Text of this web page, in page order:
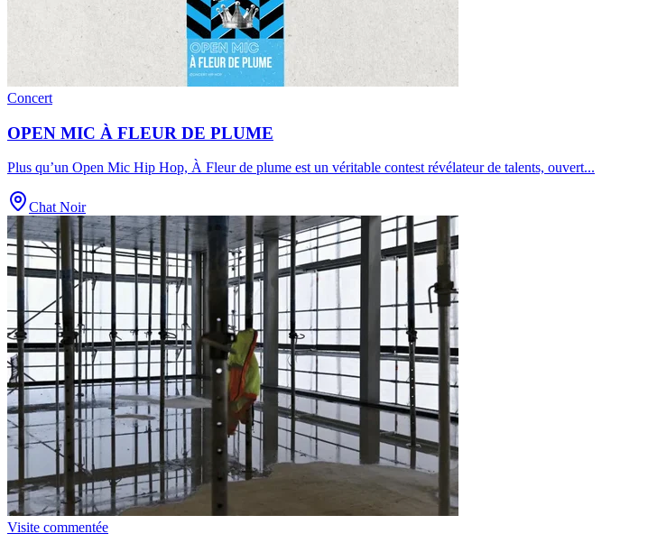
Concert
OPEN MIC À FLEUR DE PLUME
Plus qu’un Open Mic Hip Hop, À Fleur de plume est un véritable contest révélateur de talents, ouvert...
Chat Noir
Visite commentée